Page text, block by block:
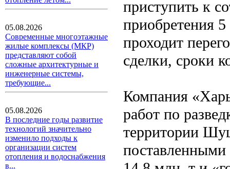
05.08.2026
Современные многоэтажные
жилые комплексы (МКР)
представляют собой
сложные архитектурные и
инженерные системы,
требующие...
05.08.2026
В последние годы развитие
технологий значительно
изменило подходы к
организации систем
отопления и водоснабжения
в...
приступить к
приобретения
проходит
сделки, сроки
Компания
работ по
территории
поставленными